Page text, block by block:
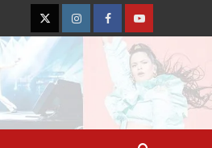
TwitterInstagramFacebookYouTube